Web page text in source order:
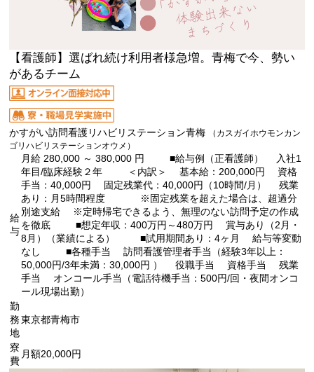
【看護師】選ばれ続け利用者様急増。青梅で今、勢い
があるチーム
かすがい訪問看護リハビリステーション青梅
（カスガイホウモンカン
ゴリハビリステーションオウメ）
給
与
月給 280,000 ～ 380,000 円 ■給与例（正看護師） 入社1
年目/臨床経験２年 ＜内訳＞ 基本給：200,000円 資格
手当：40,000円 固定残業代：40,000円（10時間/月） 残業
あり：月5時間程度 ※固定残業を超えた場合は、超過分
別途支給 ※定時帰宅できるよう、無理のない訪問予定の作成
を徹底 ■想定年収：400万円～480万円 賞与あり（2月・
8月）（業績による） ■試用期間あり：4ヶ月 給与等変動
なし ■各種手当 訪問看護管理者手当（経験3年以上：
50,000円/3年未満：30,000円 ） 役職手当 資格手当 残業
手当 オンコール手当（電話待機手当：500円/回・夜間オンコ
ール現場出勤）
勤
務
地
東京都青梅市
寮
費
月額20,000円